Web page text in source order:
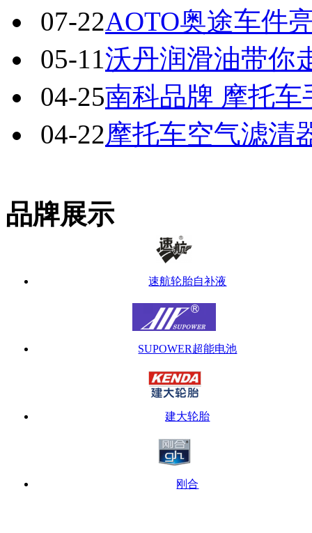
07-22AOTO奥途车件
05-11沃丹润滑油带你
04-25南科品牌 摩托车
04-22摩托车空气滤清
品牌展示
速航轮胎自补液
SUPOWER超能电池
建大轮胎
刚合